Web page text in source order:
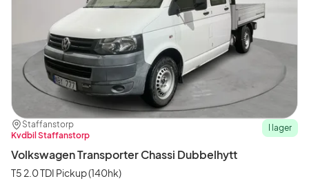
Plats:
Staffanstorp
Återförsäljare:
Kvdbil Staffanstorp
I lager
Volkswagen Transporter Chassi Dubbelhytt
T5 2.0 TDI Pickup (140hk)